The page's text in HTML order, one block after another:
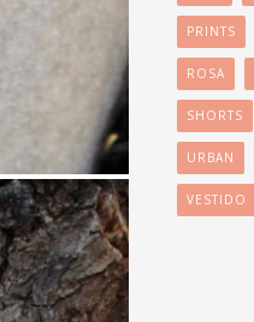
PRINTS
ROSA
SHORTS
URBAN
VESTIDO